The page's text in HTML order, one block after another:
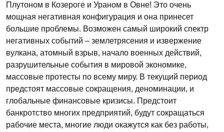
Плутоном в Козероге и Ураном в Овне! Это очень
мощная негативная конфигурация и она принесет
большие проблемы. Возможен самый широкий спектр
негативных событий – землетрясения и извержение
вулкана, атомный взрыв, начало военных действий,
разрушительные события в мировой экономике,
массовые протесты по всему миру. В текущий период
предстоят массовые сокращения, деноминации, и
глобальные финансовые кризисы. Предстоит
банкротство многих предприятий, будут сокращаться
рабочие места, многие люди окажутся как без работы,